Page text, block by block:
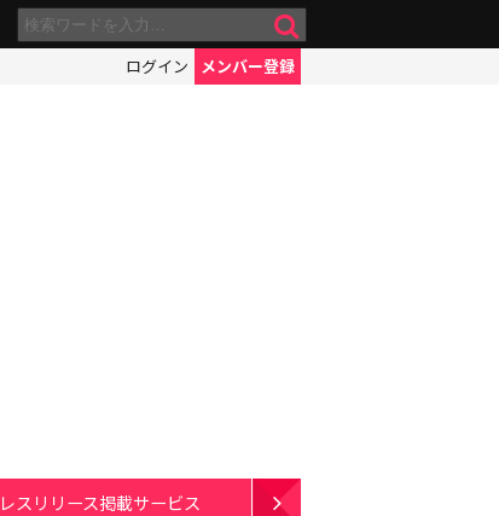
ログイン メンバー登録
スリリース掲載サービス